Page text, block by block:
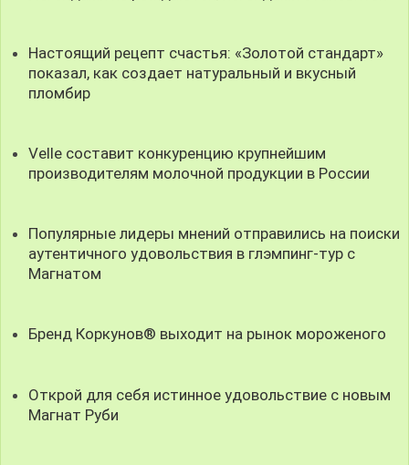
Настоящий рецепт счастья: «Золотой стандарт»
показал, как создает натуральный и вкусный
пломбир
Velle составит конкуренцию крупнейшим
производителям молочной продукции в России
Популярные лидеры мнений отправились на поиски
аутентичного удовольствия в глэмпинг-тур с
Магнатом
Бренд Коркунов® выходит на рынок мороженого
Открой для себя истинное удовольствие с новым
Магнат Руби